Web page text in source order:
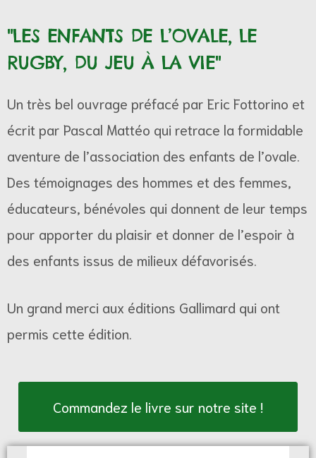
"LES ENFANTS DE L’OVALE, LE
RUGBY, DU JEU À LA VIE"
Un très bel ouvrage préfacé par Eric Fottorino et
écrit par Pascal Mattéo qui retrace la formidable
aventure de l’association des enfants de l’ovale.
Des témoignages des hommes et des femmes,
éducateurs, bénévoles qui donnent de leur temps
pour apporter du plaisir et donner de l’espoir à
des enfants issus de milieux défavorisés.
Un grand merci aux éditions Gallimard qui ont
permis cette édition.
Commandez le livre sur notre site !